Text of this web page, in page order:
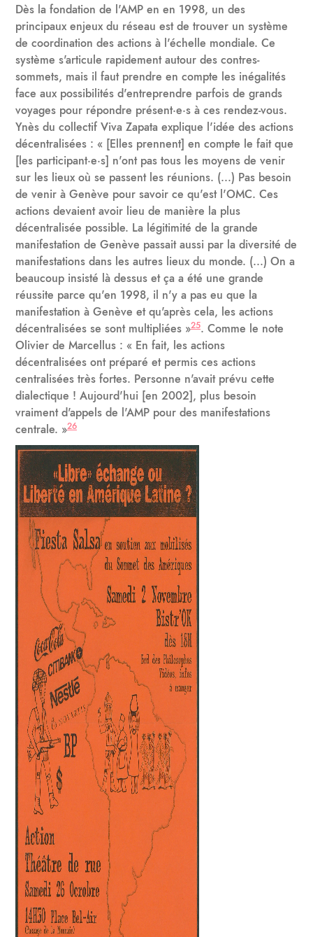
Dès la fondation de l'AMP en en 1998, un des
principaux enjeux du réseau est de trouver un système
de coordination des actions à l'échelle mondiale. Ce
système s'articule rapidement autour des contres-
sommets, mais il faut prendre en compte les inégalités
face aux possibilités d'entreprendre parfois de grands
voyages pour répondre présent·e·s à ces rendez-vous.
Ynès du collectif Viva Zapata explique l'idée des actions
décentralisées : « [Elles prennent] en compte le fait que
[les participant·e·s] n'ont pas tous les moyens de venir
sur les lieux où se passent les réunions. (...) Pas besoin
de venir à Genève pour savoir ce qu'est l'OMC. Ces
actions devaient avoir lieu de manière la plus
décentralisée possible. La légitimité de la grande
manifestation de Genève passait aussi par la diversité de
manifestations dans les autres lieux du monde. (...) On a
beaucoup insisté là dessus et ça a été une grande
réussite parce qu'en 1998, il n'y a pas eu que la
manifestation à Genève et qu'après cela, les actions
décentralisées se sont multipliées »25. Comme le note
Olivier de Marcellus : « En fait, les actions
décentralisées ont préparé et permis ces actions
centralisées très fortes. Personne n'avait prévu cette
dialectique ! Aujourd'hui [en 2002], plus besoin
vraiment d'appels de l'AMP pour des manifestations
centrale. »26